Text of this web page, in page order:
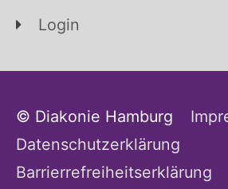
Login
© Diakonie Hamburg
Datenschutzerklärung
Barrierrefreiheitserklärung